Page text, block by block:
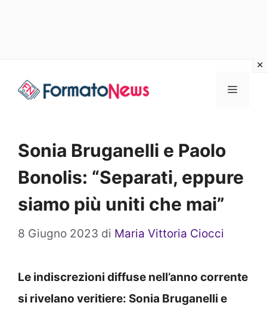
Menu
Sonia Bruganelli e Paolo
Bonolis: “Separati, eppure
siamo più uniti che mai”
8 Giugno 2023 di Maria Vittoria Ciocci
Le indiscrezioni diffuse nell’anno corrente
si rivelano veritiere: Sonia Bruganelli e